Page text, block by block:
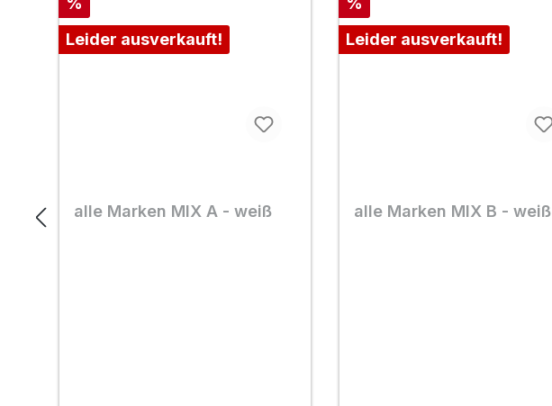
Leider ausverkauft!
alle Marken MIX A - weiß
Leider ausverkauft!
alle Marken MIX B - weiß